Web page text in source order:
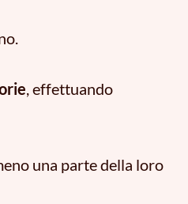
,effettuando
una parte della loro